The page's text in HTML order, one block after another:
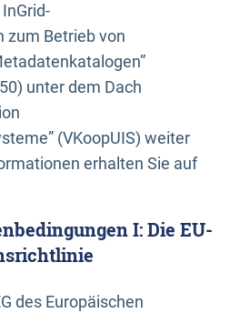
zum Betrieb von
unter dem Dach
(VKoopUIS) weiter
erhalten Sie auf
I: Die EU-
des Europäischen